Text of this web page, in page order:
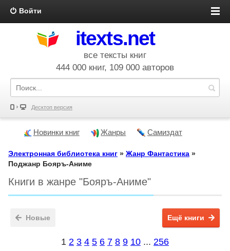
Войти
itexts.net
все тексты книг
444 000 книг, 109 000 авторов
Десктоп версия
Новинки книг Жанры Самиздат
Электронная библиотека книг » Жанр Фантастика »
Поджанр Бояръ-Аниме
Книги в жанре "Бояръ-Аниме"
Новые Ещё книги
1 2 3 4 5 6 7 8 9 10 ... 256